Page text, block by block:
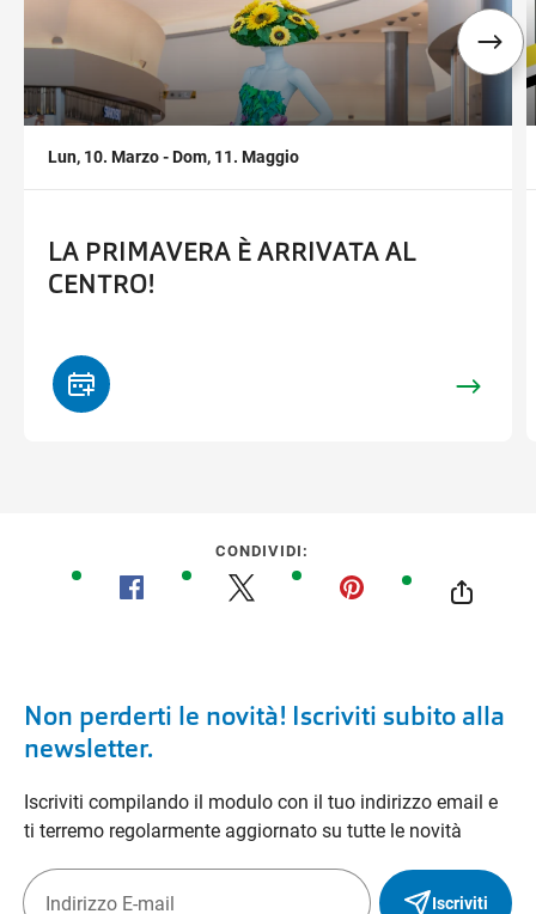
Lun, 10. Marzo - Dom, 11. Maggio
LA PRIMAVERA È ARRIVATA AL
CENTRO!
CONDIVIDI:
Non perderti le novità! Iscriviti subito alla
newsletter.
Iscriviti compilando il modulo con il tuo indirizzo email e
ti terremo regolarmente aggiornato su tutte le novità
Iscriviti